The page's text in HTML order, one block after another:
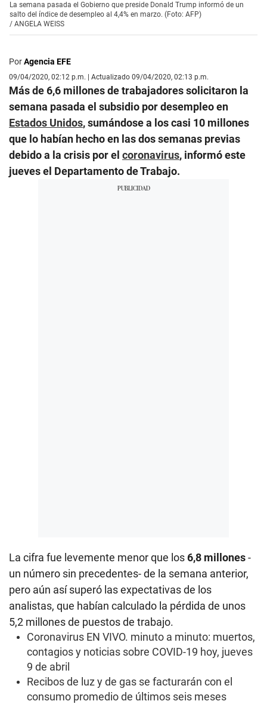
La semana pasada el Gobierno que preside Donald Trump informó de un
salto del índice de desempleo al 4,4% en marzo. (Foto: AFP)
/ ANGELA WEISS
PorAgencia EFE
09/04/2020, 02:12 p.m. | Actualizado 09/04/2020, 02:13 p.m.
Más de 6,6 millones de trabajadores solicitaron la
semana pasada el subsidio por desempleo en
Estados Unidos, sumándose a los casi 10 millones
que lo habían hecho en las dos semanas previas
debido a la crisis por el coronavirus, informó este
jueves el Departamento de Trabajo.
La cifra fue levemente menor que los6,8 millones-
un número sin precedentes- de la semana anterior,
pero aún así superó las expectativas de los
analistas, que habían calculado la pérdida de unos
5,2 millones de puestos de trabajo.
Coronavirus EN VIVO. minuto a minuto: muertos,
contagios y noticias sobre COVID-19 hoy, jueves
9 de abril
Recibos de luz y de gas se facturarán con el
consumo promedio de últimos seis meses